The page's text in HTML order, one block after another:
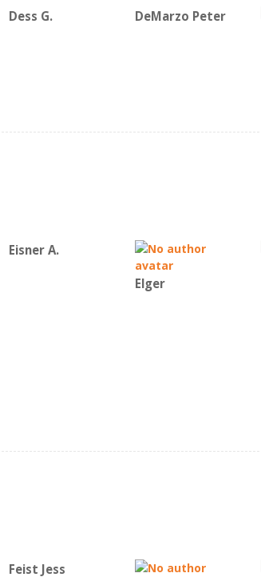
Dess G. DeMarzo Peter
Eisner A.
Elger
Feist Jess